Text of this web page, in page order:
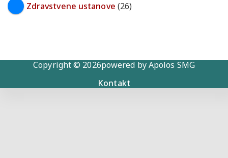
Zdravstvene ustanove (26)
Copyright © 2026powered by Apolos SMG
Kontakt